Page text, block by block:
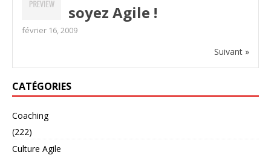
soyez Agile !
février 16, 2009
Suivant »
CATÉGORIES
Coaching
(222)
Culture Agile